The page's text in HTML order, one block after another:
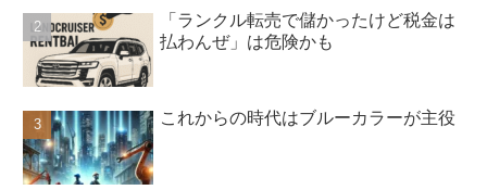
「ランクル転売で儲かったけど税金は
払わんぜ」は危険かも
これからの時代はブルーカラーが主役